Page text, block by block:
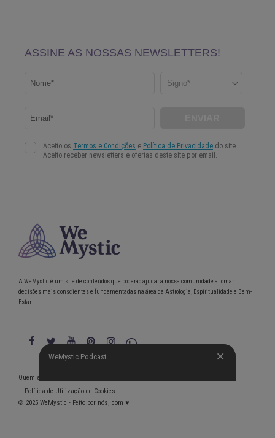
WeMystic Podcast
A WeMystic é um site de conteúdos que poderão ajudar a nossa comunidade a tomar
decisões mais conscientes e fundamentadas na área da Astrologia, Espiritualidade e Bem-
Estar.
WeMystic Podcast
Quem somos
Política de Utilização de Cookies
© 2025 WeMystic - Feito por nós, com ♥